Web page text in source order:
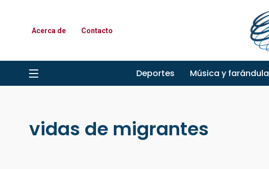
Acerca de Contacto
Deportes Música y farándula
vidas de migrantes